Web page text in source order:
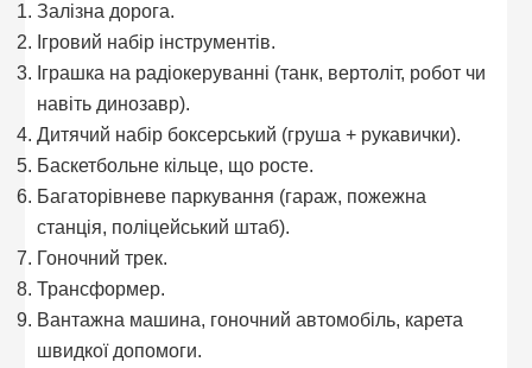
Залізна дорога.
Ігровий набір інструментів.
Іграшка на радіокеруванні (танк, вертоліт, робот чи
навіть динозавр).
Дитячий набір боксерський (груша + рукавички).
Баскетбольне кільце, що росте.
Багаторівневе паркування (гараж, пожежна
станція, поліцейський штаб).
Гоночний трек.
Трансформер.
Вантажна машина, гоночний автомобіль, карета
швидкої допомоги.